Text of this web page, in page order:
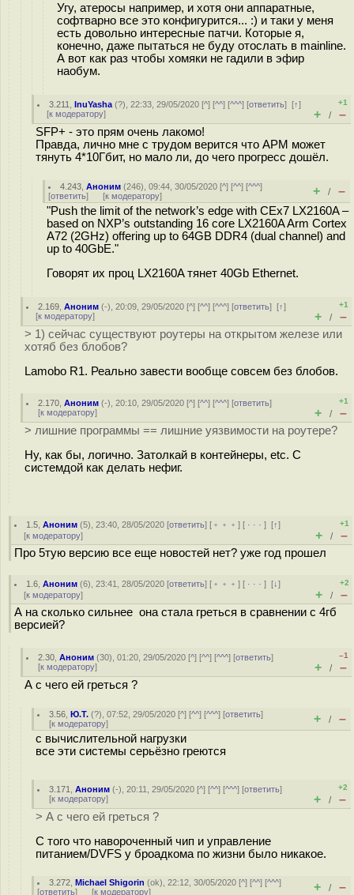
Угу, атеросы например, и хотя они аппаратные,
софтварно все это конфигурится... :) и таки у меня
есть довольно интересные патчи. Которые я,
конечно, даже пытаться не буду отослать в mainline.
А вот как раз чтобы хомяки не гадили в эфир
наобум.
3.211 ,InuYasha (?), 22:33, 29/05/2020 [^] [^^] [^^^] [ответить][↑]
[к модератору]
+1
+ / –
SFP+ - это прям очень лакомо!
Правда, лично мне с трудом верится что АРМ может
тянуть 4*10Гбит, но мало ли, до чего прогресс дошёл.
4.243 ,Аноним (246), 09:44, 30/05/2020 [^] [^^] [^^^]
[ответить] [к модератору] + / –
"Push the limit of the network’s edge with CEx7 LX2160A –
based on NXP’s outstanding 16 core LX2160A Arm Cortex
A72 (2GHz) offering up to 64GB DDR4 (dual channel) and
up to 40GbE."
Говорят их проц LX2160A тянет 40Gb Ethernet.
2.169 ,Аноним (-), 20:09, 29/05/2020 [^] [^^] [^^^] [ответить][↑]
[к модератору]
+1
+ / –
> 1) сейчас существуют роутеры на открытом железе или
хотяб без блобов?
Lamobo R1. Реально завести вообще совсем без блобов.
2.170 ,Аноним (-), 20:10, 29/05/2020 [^] [^^] [^^^] [ответить]
[к модератору]
+1
+ / –
> лишние программы == лишние уязвимости на роутере?
Ну, как бы, логично. Затолкай в контейнеры, etc. С
системдой как делать нефиг.
1.5 ,Аноним (5), 23:40, 28/05/2020 [ответить] [ ﹢﹢﹢] [ · · ·][↑]
[к модератору]
+1
+ / –
Про 5тую версию все еще новостей нет? уже год прошел
1.6 ,Аноним (6), 23:41, 28/05/2020 [ответить] [ ﹢﹢﹢] [ · · ·][↓]
[к модератору]
+2
+ / –
А на сколько сильнее она стала греться в сравнении с 4гб
версией?
2.30 ,Аноним (30), 01:20, 29/05/2020 [^] [^^] [^^^] [ответить]
[к модератору]
–1
+ / –
А с чего ей греться ?
3.56 ,Ю.Т. (?), 07:52, 29/05/2020 [^] [^^] [^^^] [ответить]
[к модератору] + / –
с вычислительной нагрузки
все эти системы серьёзно греются
3.171 ,Аноним (-), 20:11, 29/05/2020 [^] [^^] [^^^] [ответить]
[к модератору]
+2
+ / –
> А с чего ей греться ?
С того что навороченный чип и управление
питанием/DVFS у броадкома по жизни было никакое.
3.272 ,Michael Shigorin (ok), 22:12, 30/05/2020 [^] [^^] [^^^]
[ответить] [к модератору] + / –